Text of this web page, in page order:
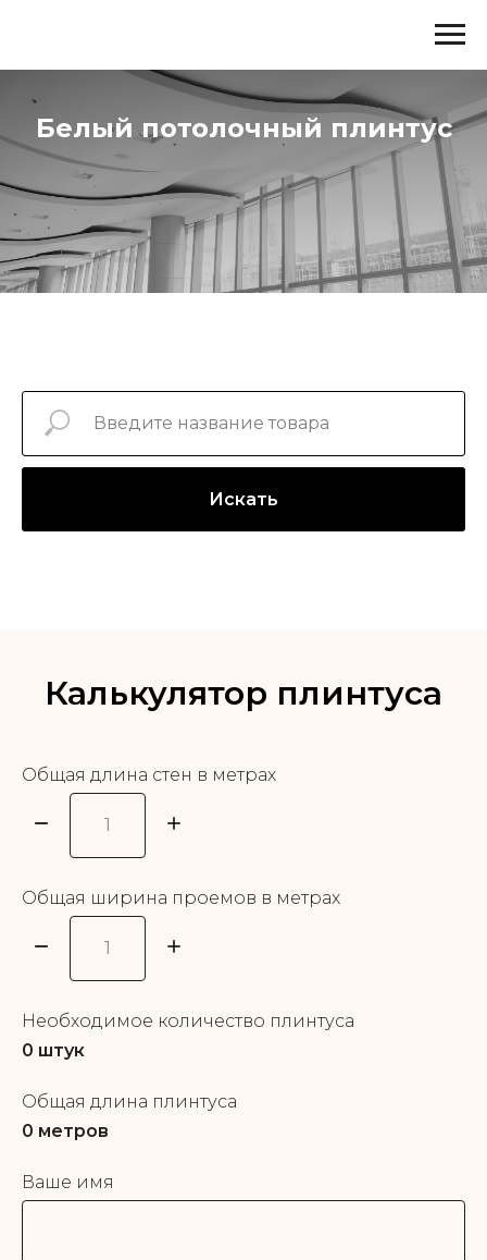
Белый потолочный плинтус
Искать
Калькулятор плинтуса
Общая длина стен в метрах
Общая ширина проемов в метрах
Необходимое количество плинтуса
0 штук
Общая длина плинтуса
0 метров
Ваше имя